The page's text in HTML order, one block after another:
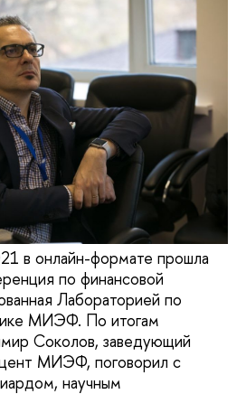
в онлайн-формате прошла
по финансовой
Лабораторией по
МИЭФ. По итогам
Соколов, заведующий
МИЭФ, поговорил с
научным